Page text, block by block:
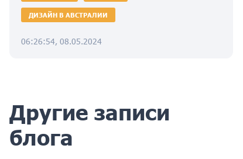
ДИЗАЙН В АВСТРАЛИИ
06:26:54, 08.05.2024
Другие записи
блога